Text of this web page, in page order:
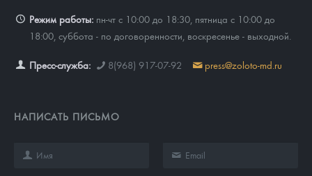
Режим работы: пн-чт с 10:00 до 18:30, пятница с 10:00 до
18:00, суббота - по договоренности, воскресенье - выходной.
Пресс-служба: 8(968) 917-07-92 press@zoloto-md.ru
НАПИСАТЬ ПИСЬМО